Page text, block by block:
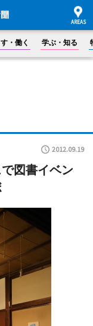
・働く 学ぶ・知る
2012.09.19
図書イベン